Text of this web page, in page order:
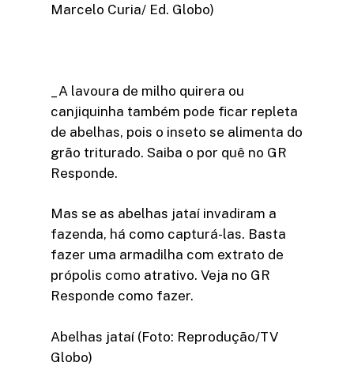
Marcelo Curia/ Ed. Globo)
_A lavoura de milho quirera ou
canjiquinha também pode ficar repleta
de abelhas, pois o inseto se alimenta do
grão triturado. Saiba o por quê no GR
Responde.
Mas se as abelhas jataí invadiram a
fazenda, há como capturá-las. Basta
fazer uma armadilha com extrato de
própolis como atrativo. Veja no GR
Responde como fazer.
Abelhas jataí (Foto: Reprodução/TV
Globo)